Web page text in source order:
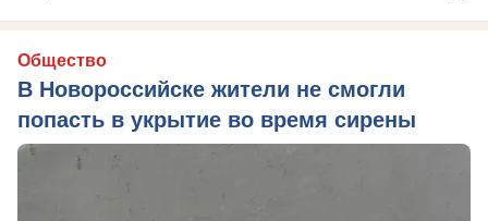
Общество
В Новороссийске жители не смогли
попасть в укрытие во время сирены